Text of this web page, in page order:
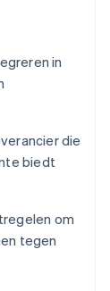
in
die
biedt
om
tegen